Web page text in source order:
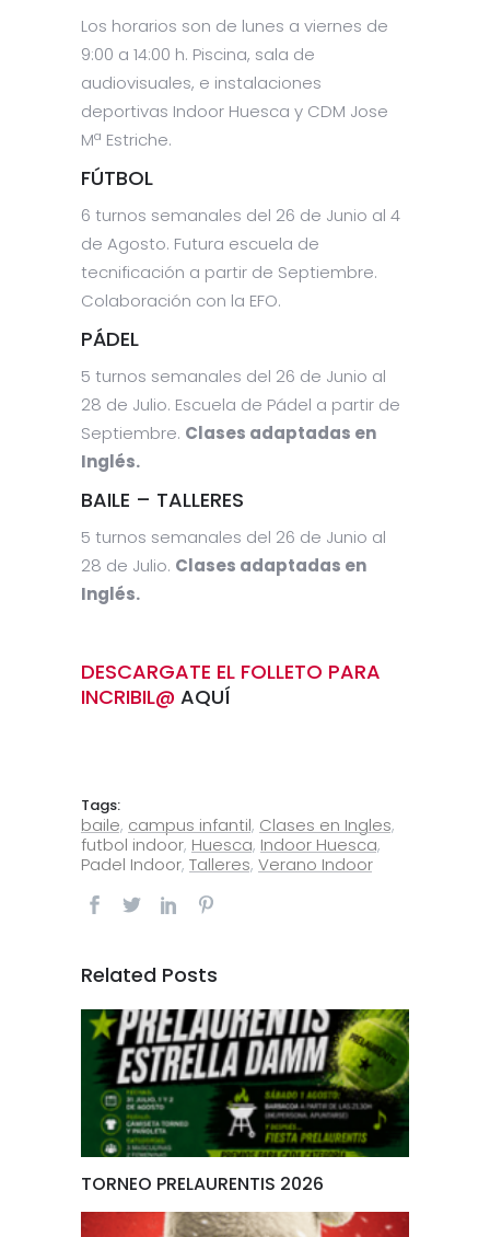
Los horarios son de lunes a viernes de
9:00 a 14:00 h. Piscina, sala de
audiovisuales, e instalaciones
deportivas Indoor Huesca y CDM Jose
Mª Estriche.
FÚTBOL
6 turnos semanales del 26 de Junio al 4
de Agosto. Futura escuela de
tecnificación a partir de Septiembre.
Colaboración con la EFO.
PÁDEL
5 turnos semanales del 26 de Junio al
28 de Julio. Escuela de Pádel a partir de
Septiembre. Clases adaptadas en
Inglés.
BAILE – TALLERES
5 turnos semanales del 26 de Junio al
28 de Julio. Clases adaptadas en
Inglés.
DESCARGATE EL FOLLETO PARA
INCRIBIL@ AQUÍ
Tags:
baile, campus infantil, Clases en Ingles,
futbol indoor, Huesca, Indoor Huesca,
Padel Indoor, Talleres, Verano Indoor
Related Posts
TORNEO PRELAURENTIS 2026